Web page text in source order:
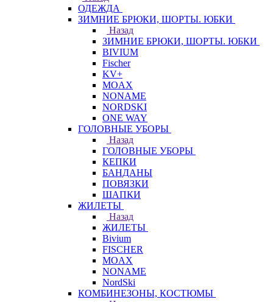
ОДЕЖДА
ЗИМНИЕ БРЮКИ, ШОРТЫ. ЮБКИ
Назад
ЗИМНИЕ БРЮКИ, ШОРТЫ. ЮБКИ
BIVIUM
Fischer
KV+
MOAX
NONAME
NORDSKI
ONE WAY
ГОЛОВНЫЕ УБОРЫ
Назад
ГОЛОВНЫЕ УБОРЫ
КЕПКИ
БАНДАНЫ
ПОВЯЗКИ
ШАПКИ
ЖИЛЕТЫ
Назад
ЖИЛЕТЫ
Bivium
FISCHER
MOAX
NONAME
NordSki
КОМБИНЕЗОНЫ, КОСТЮМЫ